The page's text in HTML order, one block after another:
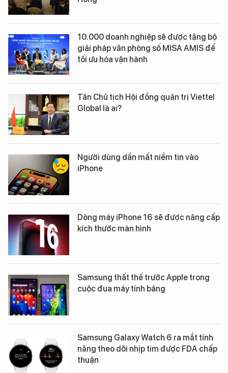
10.000 doanh nghiệp sẽ được tặng bộ
giải pháp văn phòng số MISA AMIS để
tối ưu hóa vận hành
Tân Chủ tịch Hội đồng quản trị Viettel
Global là ai?
Người dùng dần mất niềm tin vào
iPhone
Dòng máy iPhone 16 sẽ được nâng cấp
kích thước màn hình
Samsung thất thế trước Apple trong
cuộc đua máy tính bảng
Samsung Galaxy Watch 6 ra mắt tính
năng theo dõi nhịp tim được FDA chấp
thuận